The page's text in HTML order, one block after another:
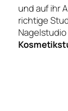
und auf ihr
richtige
Nagelstudio